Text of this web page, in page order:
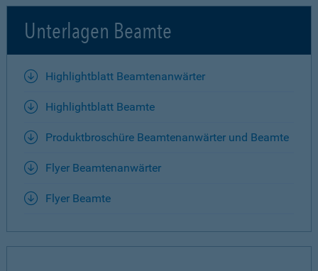
Unterlagen Beamte
Highlightblatt Beamtenanwärter
Highlightblatt Beamte
Produktbroschüre Beamtenanwärter und Beamte
Flyer Beamtenanwärter
Flyer Beamte